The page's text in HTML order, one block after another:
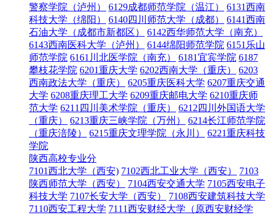
警察学院（泸州）
6129成都师范学院（温江）
6131西南
科技大学（绵阳）
6140四川师范大学（成都）
6141西南
石油大学（成都市新都区）
6142西华师范大学（南充）
6143西南医科大学（泸州）
6144绵阳师范学院 6151乐山
师范学院 6161川北医学院（南充） 6181宜宾学院 6187
攀枝花学院 6201重庆大学 6202西南大学（重庆）
6203
西南政法大学（重庆）
6205重庆医科大学 6207重庆交通
大学 6208重庆理工大学 6209重庆邮电大学 6210重庆师
范大学 6211四川美术学院（重庆）
6212四川外国语大学
（重庆）
6213重庆三峡学院（万州）
6214长江师范学院
（重庆涪陵）
6215重庆文理学院（永川）
6221重庆科技
学院
陕西高校专业分
7101西北大学（西安) 7102西北工业大学（西安）
7103
陕西师范大学（西安）
7104西安交通大学 7105西安电子
科技大学 7107长安大学（西安）
7108西安建筑科技大学
7110西安工程大学 7111西安财经大学（原西安财经学